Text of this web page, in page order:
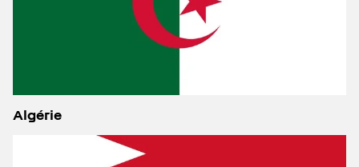
Algérie